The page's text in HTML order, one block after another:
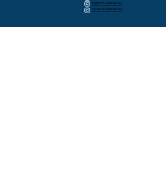
SMPIA 55 Jatimakmur
SMAIA 33 Jatimakmur